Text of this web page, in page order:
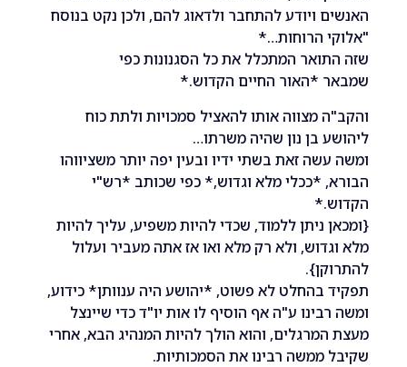
ויודע להתחבר ולדאוג להם, ולכן נקט בנוסח
הרוחות…*
המתכלל את כל הסגנונות כפי
*האור החיים הקדוש.*
מצווה אותו להאציל סמכויות ולתת כוח
בן נון שהיה משרתו…
זאת בשתי ידיו ובעין יפה יותר משציווהו
*ככלי מלא וגדוש,* כפי שכותב *רש"י
ניתן ללמוד, שכדי להיות משפיע, עליך להיות
ולא רק מלא ואו אז אתה מעביר ועלול
בהחלט לא פשוט, *יהושע היה ענוותן* כידוע,
ע"ה אף הוסיף לו אות יו"ד כדי שיינצל
והוא הולך להיות המנהיג הבא, אחרי
ממשה רבינו את הסמכותיות.